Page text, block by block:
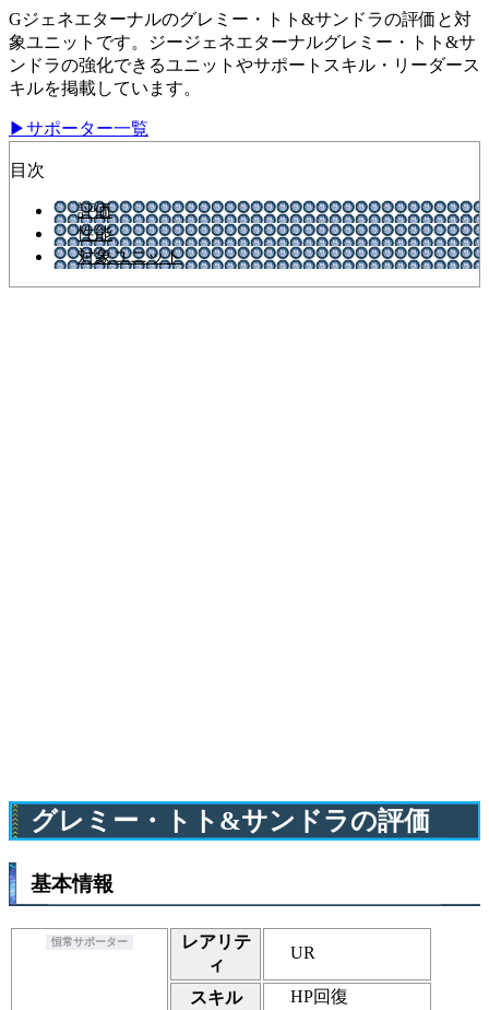
Gジェネエターナルのグレミー・トト&サンドラの評価と対
象ユニットです。ジージェネエターナルグレミー・トト&サ
ンドラの強化できるユニットやサポートスキル・リーダース
キルを掲載しています。
▶サポーター一覧
目次
評価
性能
対象ユニット
グレミー・トト&サンドラの評価
基本情報
恒常サポーター
レアリテ
ィ
UR
スキル HP回復